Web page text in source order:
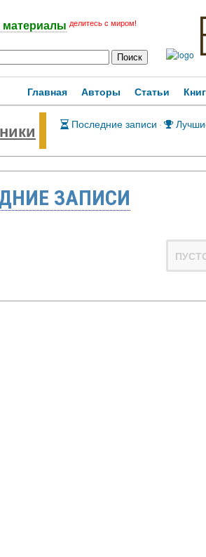
материалы делитесь с миром!
Главная Авторы Статьи
Последние записи ·
ЗАПИСИ